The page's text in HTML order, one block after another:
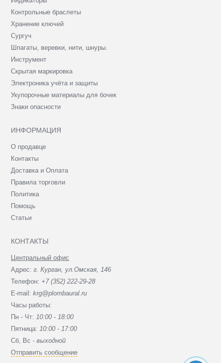
Контрольные браслеты
Хранение ключей
Сургуч
Шпагаты, веревки, нити, шнуры.
Инструмент
Скрытая маркировка
Электроника учёта и защиты
Укупорочные материалы для бочек
Знаки опасности
ИНФОРМАЦИЯ
О продавце
Контакты
Доставка и Оплата
Правила торговли
Политика
Помощь
Статьи
КОНТАКТЫ
Центральный офис
Адрес:г. Курган, ул.Омская, 146
Телефон: +7 (352) 222-29-28
E-mail:krg@plombaural.ru
Часы работы:
Пн - Чт:10:00 - 18:00
Пятница:10:00 - 17:00
Сб, Вc -выходной
Отправить сообщение